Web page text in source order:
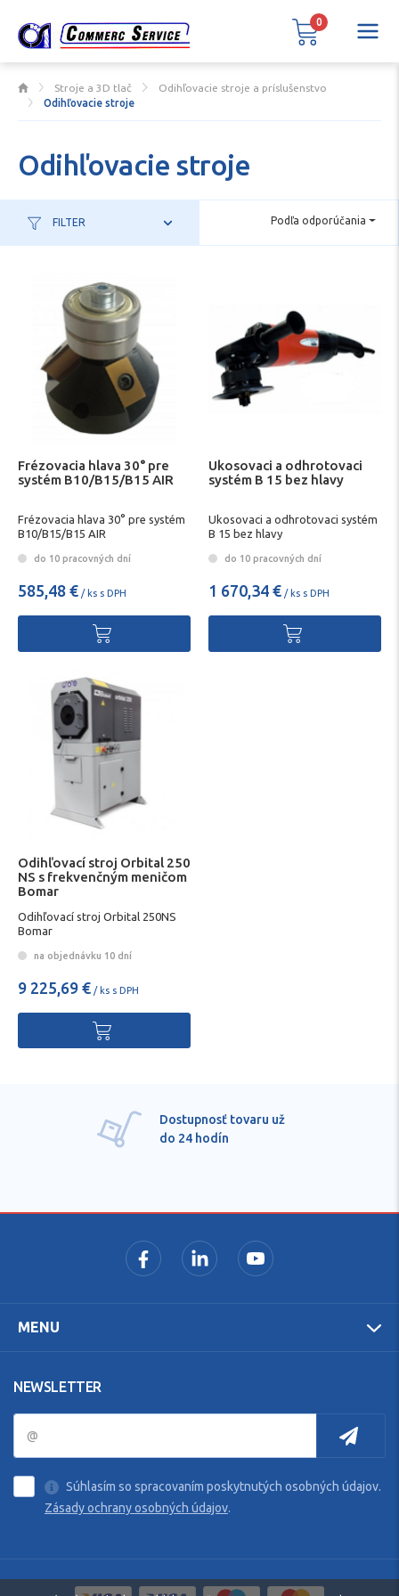
Stroje a 3D tlač
Odihľovacie stroje a príslušenstvo
Odihľovacie stroje
Odihľovacie stroje
FILTER Podľa odporúčania
Frézovacia hlava 30° pre
systém B10/B15/B15 AIR
Frézovacia hlava 30° pre systém
B10/B15/B15 AIR
do 10 pracovných dní
585,48 € / ks s DPH
Ukosovaci a odhrotovaci
systém B 15 bez hlavy
Ukosovaci a odhrotovaci systém
B 15 bez hlavy
do 10 pracovných dní
1 670,34 € / ks s DPH
Odihľovací stroj Orbital 250
NS s frekvenčným meničom
Bomar
Odihľovací stroj Orbital 250NS
Bomar
na objednávku 10 dní
9 225,69 € / ks s DPH
Dostupnosť tovaru už
do 24 hodín
MENU
NEWSLETTER
Súhlasím so spracovaním poskytnutých osobných údajov.
Zásady ochrany osobných údajov.
0